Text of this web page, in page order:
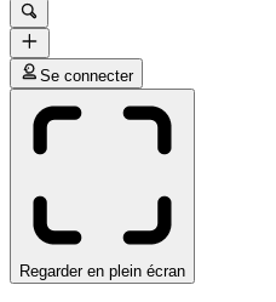
Se connecter
Regarder en plein écran